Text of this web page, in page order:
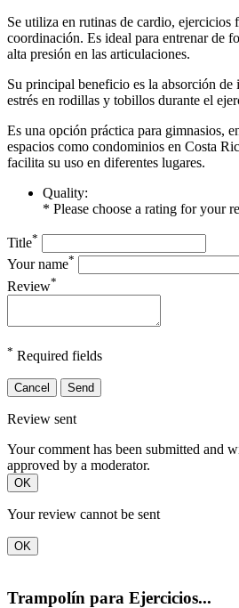
Se utiliza en rutinas de cardio, ejercicios
coordinación. Es ideal para entrenar de
alta presión en las articulaciones.
Su principal beneficio es la absorción de
estrés en rodillas y tobillos durante el
Es una opción práctica para gimnasios,
espacios como condominios en Costa
facilita su uso en diferentes lugares.
Quality:
* Please choose a rating for your
Title*
Your name*
Review*
* Required fields
Cancel Send
Review sent
Your comment has been submitted and
approved by a moderator.
OK
Your review cannot be sent
OK
Trampolín para Ejercicios...